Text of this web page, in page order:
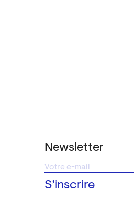
Newsletter